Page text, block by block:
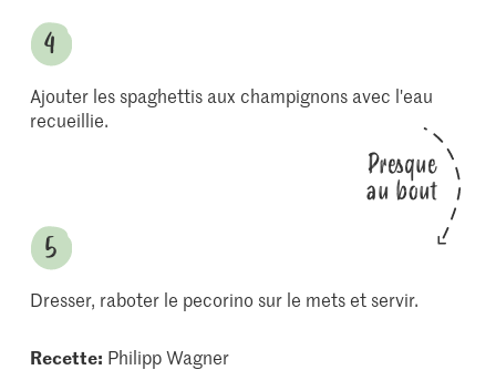
Ajouter les spaghettis aux champignons avec l'eau
recueillie.
Presque
au bout
Dresser, raboter le pecorino sur le mets et servir.
Recette: Philipp Wagner